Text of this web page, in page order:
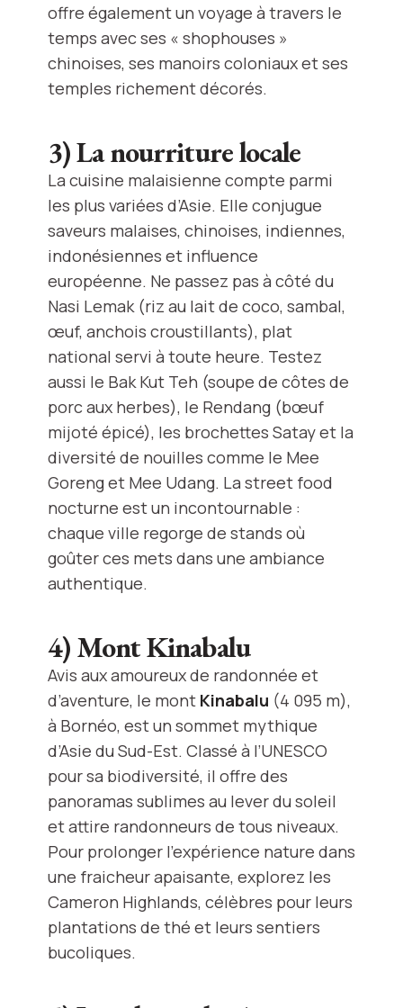
offre également un voyage à travers le
temps avec ses « shophouses »
chinoises, ses manoirs coloniaux et ses
temples richement décorés.
3) La nourriture locale
La cuisine malaisienne compte parmi
les plus variées d’Asie. Elle conjugue
saveurs malaises, chinoises, indiennes,
indonésiennes et influence
européenne. Ne passez pas à côté du
Nasi Lemak (riz au lait de coco, sambal,
œuf, anchois croustillants), plat
national servi à toute heure. Testez
aussi le Bak Kut Teh (soupe de côtes de
porc aux herbes), le Rendang (bœuf
mijoté épicé), les brochettes Satay et la
diversité de nouilles comme le Mee
Goreng et Mee Udang. La street food
nocturne est un incontournable :
chaque ville regorge de stands où
goûter ces mets dans une ambiance
authentique.
4) Mont Kinabalu
Avis aux amoureux de randonnée et
d’aventure, le mont Kinabalu (4 095 m),
à Bornéo, est un sommet mythique
d’Asie du Sud-Est. Classé à l’UNESCO
pour sa biodiversité, il offre des
panoramas sublimes au lever du soleil
et attire randonneurs de tous niveaux.
Pour prolonger l’expérience nature dans
une fraicheur apaisante, explorez les
Cameron Highlands, célèbres pour leurs
plantations de thé et leurs sentiers
bucoliques.